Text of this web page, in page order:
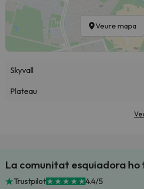
Veure mapa
Skyvall
Plateau
La comunitat esquiadora ho
Trustpilot 4.4/5